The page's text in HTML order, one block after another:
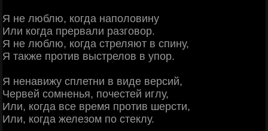
Я не люблю, когда наполовину
Или когда прервали разговор.
Я не люблю, когда стреляют в спину,
Я также против выстрелов в упор.
Я ненавижу сплетни в виде версий,
Червей сомненья, почестей иглу,
Или, когда все время против шерсти,
Или, когда железом по стеклу.